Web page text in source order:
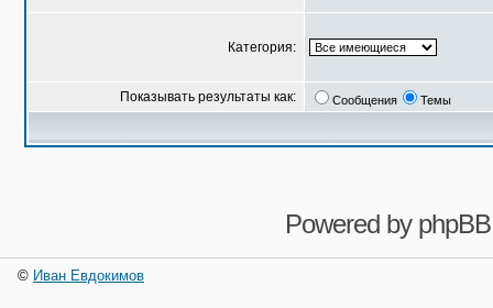
Категория:
Показывать результаты как: Сообщения Темы
Powered by phpBB
© Иван Евдокимов